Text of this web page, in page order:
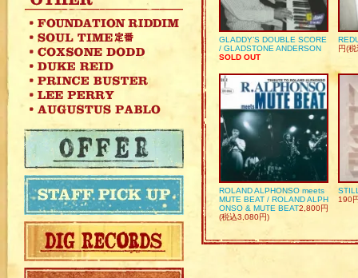
GLADDY’S DOUBLE SCORE
/ GLADSTONE ANDERSON
SOLD OUT
円(
ROLAND ALPHONSO meets
MUTE BEAT / ROLAND ALPH
ONSO & MUTE BEAT2,800円
(税込3,080円)
190